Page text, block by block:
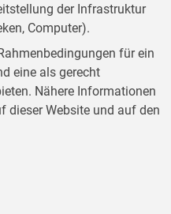
der Infrastruktur
Computer).
für ein
eine als gerecht
Nähere Informationen
dieser Website und auf den